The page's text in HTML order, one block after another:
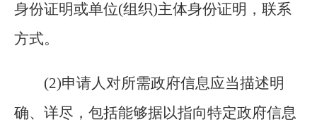
身份证明或单位(组织)主体身份证明，联系
方式。
(2)申请人对所需政府信息应当描述明
确、详尽，包括能够据以指向特定政府信息